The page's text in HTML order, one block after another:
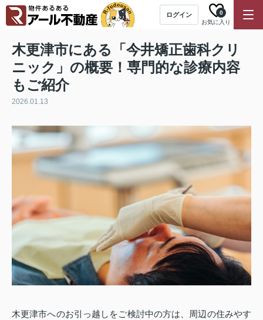
ログイン
お気に入り
0
木更津市にある「今井矯正歯科クリ
ニック」の概要！専門的な診療内容
もご紹介
2026.01.13
木更津市へのお引っ越しをご検討中の方は、周辺の住みやす